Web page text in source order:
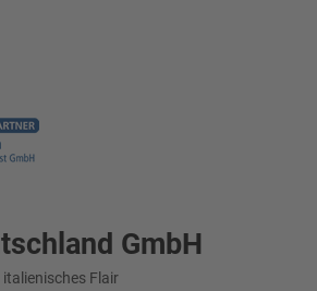
GmbH
Flair